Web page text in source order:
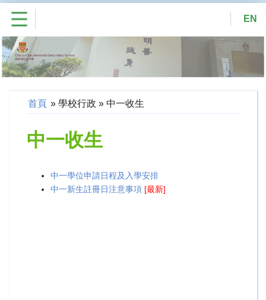
EN
首頁 » 學校行政 » 中一收生
中一收生
中一學位申請日程及入學安排
中一新生註冊日注意事項 [最新]